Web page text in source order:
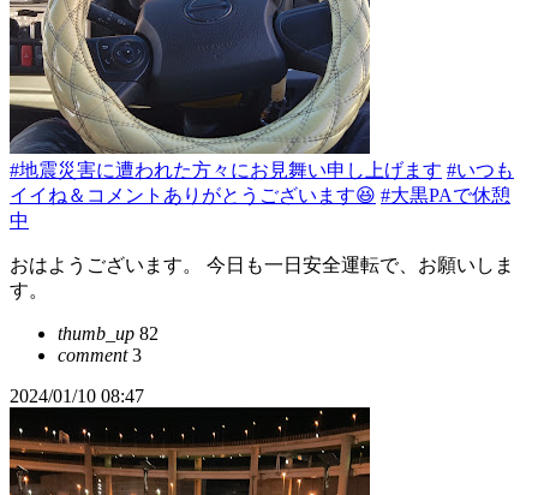
#地震災害に遭われた方々にお見舞い申し上げます #いつも
イイね＆コメントありがとうございます😆 #大黒PAで休憩
中
おはようございます。 今日も一日安全運転で、お願いしま
す。
thumb_up 82
comment3
2024/01/10 08:47